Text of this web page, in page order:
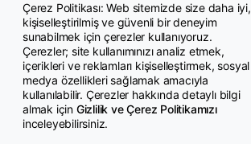
Çerez Politikası: Web sitemizde size daha iyi,
kişiselleştirilmiş ve güvenli bir deneyim
sunabilmek için çerezler kullanıyoruz.
Çerezler; site kullanımınızı analiz etmek,
içerikleri ve reklamları kişiselleştirmek, sosyal
medya özellikleri sağlamak amacıyla
kullanılabilir. Çerezler hakkında detaylı bilgi
almak için Gizlilik ve Çerez Politikamızı
inceleyebilirsiniz.